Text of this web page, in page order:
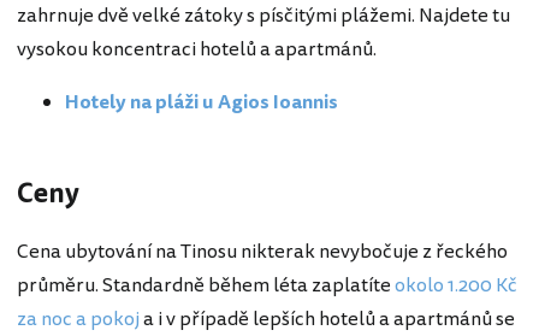
zahrnuje dvě velké zátoky s písčitými plážemi. Najdete tu
vysokou koncentraci hotelů a apartmánů.
Hotely na pláži u Agios Ioannis
Ceny
Cena ubytování na Tinosu nikterak nevybočuje z řeckého
průměru. Standardně během léta zaplatíteokolo 1.200 Kč
za noc a pokoja i v případě lepších hotelů a apartmánů se